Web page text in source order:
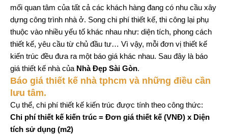
mối quan tâm của tất cả các khách hàng đang có nhu cầu xây
dựng công trình nhà ở. Song chi phí thiết kế, thi công lại phụ
thuộc vào nhiều yếu tố khác nhau như: diện tích, phong cách
thiết kế, yêu cầu từ chủ đầu tư… Vì vậy, mỗi đơn vị thiết kế
kiến trúc đều đưa ra một báo giá khác nhau. Sau đây là báo
giá thiết kế nhà của Nhà Đẹp Sài Gòn.
Báo giá thiết kế nhà tphcm và những điều cần
lưu tâm.
Cụ thể, chi phí thiết kế kiến trúc được tính theo công thức:
Chi phí thiết kế kiến trúc = Đơn giá thiết kế (VNĐ) x Diện
tích sử dụng (m2)